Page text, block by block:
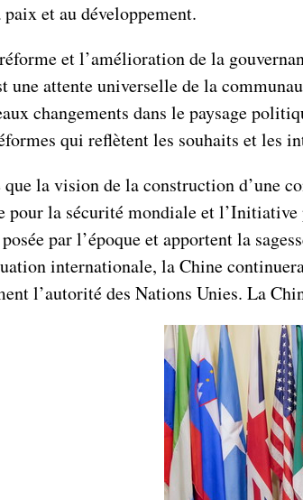
et au développement.
et l’amélioration de la
une attente universelle de la
changements dans le paysage
qui reflètent les souhaits et les
la vision de la construction d’une
la sécurité mondiale et
par l’époque et apportent la
internationale, la Chine
l’autorité des Nations Unies. La